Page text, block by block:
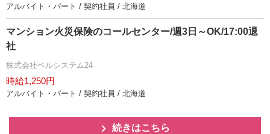
アルバイト・パート / 契約社員 / 北海道
マンション火災保険のコールセンター/週3日～OK/17:00退
社
株式会社ベルシステム24
時給1,250円
アルバイト・パート / 契約社員 / 北海道
続きはこちら